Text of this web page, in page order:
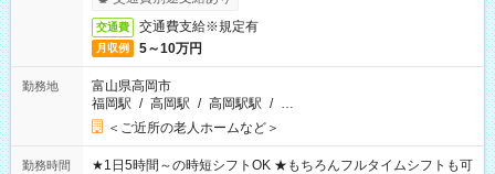
交通費 交通費支給※規定有
月収例 5～10万円
勤務地
富山県高岡市
福岡駅 / 高岡駅 / 高岡駅駅 / …
＜ご近所の老人ホームなど＞
勤務時間
★1日5時間～の時短シフトOK ★もちろんフルタイムシフトも可